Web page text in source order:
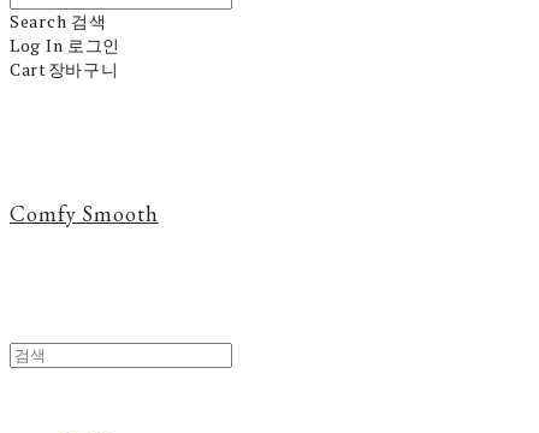
Search 검색
Log In 로그인
Cart장바구니
Comfy Smooth